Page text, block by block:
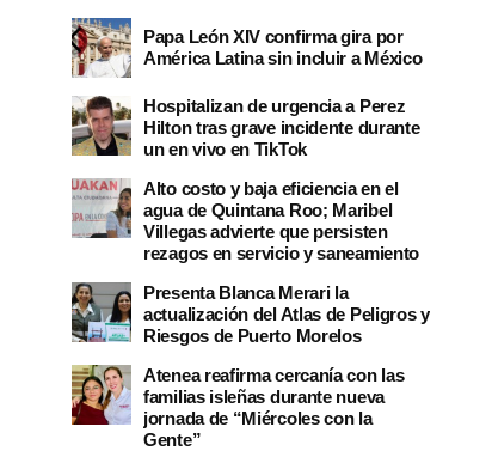
Papa León XIV confirma gira por
América Latina sin incluir a México
Hospitalizan de urgencia a Perez
Hilton tras grave incidente durante
un en vivo en TikTok
Alto costo y baja eficiencia en el
agua de Quintana Roo; Maribel
Villegas advierte que persisten
rezagos en servicio y saneamiento
Presenta Blanca Merari la
actualización del Atlas de Peligros y
Riesgos de Puerto Morelos
Atenea reafirma cercanía con las
familias isleñas durante nueva
jornada de “Miércoles con la
Gente”